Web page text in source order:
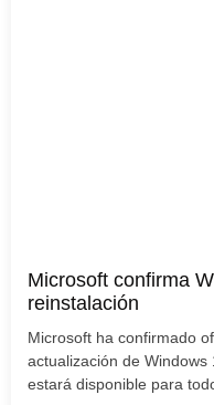
Microsoft confirma
reinstalación
Microsoft ha confirmado
actualización de Windows
estará disponible para